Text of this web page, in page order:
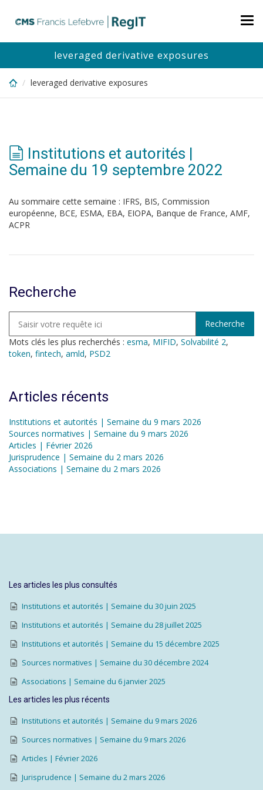
content
leveraged derivative exposures
leveraged derivative exposures
Institutions et autorités |
Semaine du 19 septembre 2022
Au sommaire cette semaine : IFRS, BIS, Commission
européenne, BCE, ESMA, EBA, EIOPA, Banque de France, AMF,
ACPR
Recherche
Mots clés les plus recherchés : esma, MIFID, Solvabilité 2,
token, fintech, amld, PSD2
Articles récents
Institutions et autorités | Semaine du 9 mars 2026
Sources normatives | Semaine du 9 mars 2026
Articles | Février 2026
Jurisprudence | Semaine du 2 mars 2026
Associations | Semaine du 2 mars 2026
Les articles les plus consultés
Institutions et autorités | Semaine du 30 juin 2025
Institutions et autorités | Semaine du 28 juillet 2025
Institutions et autorités | Semaine du 15 décembre 2025
Sources normatives | Semaine du 30 décembre 2024
Associations | Semaine du 6 janvier 2025
Les articles les plus récents
Institutions et autorités | Semaine du 9 mars 2026
Sources normatives | Semaine du 9 mars 2026
Articles | Février 2026
Jurisprudence | Semaine du 2 mars 2026